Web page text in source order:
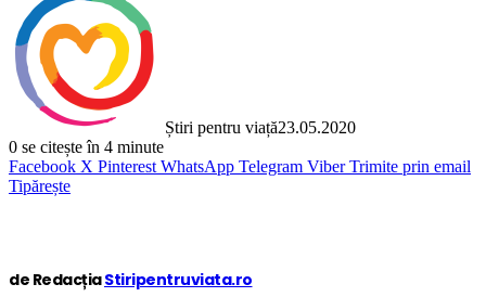
Știri pentru viață23.05.2020
0 se citește în 4 minute
Facebook X Pinterest WhatsApp Telegram Viber Trimite prin email
Tipărește
de RedacțiaStiripentruviata.ro